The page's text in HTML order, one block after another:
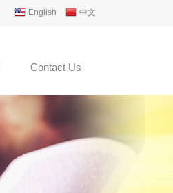
English 中文
Contact Us